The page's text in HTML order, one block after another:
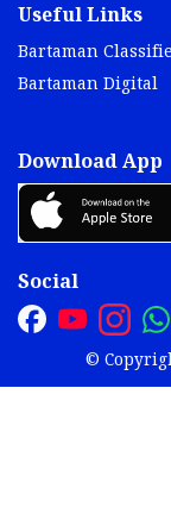
Useful Links
Bartaman
Bartaman Digital
Download App
Social
©